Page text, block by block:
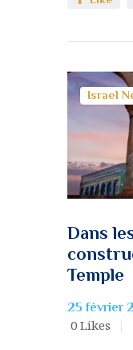
Israel
Dans
Temple
25 février
0 Likes